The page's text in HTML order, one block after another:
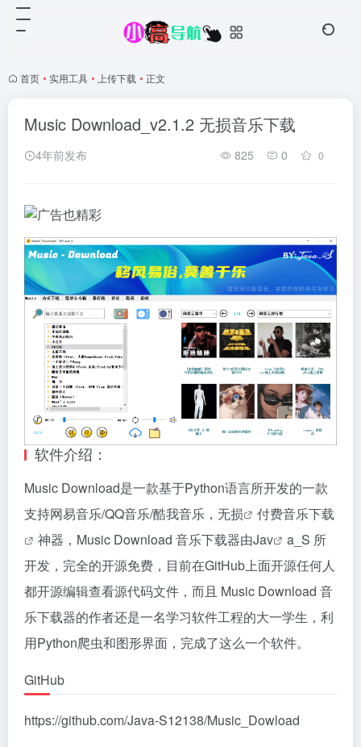
首页 • 实用工具 • 上传下载 • 正文
Music Download_v2.1.2 无损音乐下载
4年前发布 825 0 0
软件介绍：
Music Download是一款基于Python语言所开发的一款
支持网易音乐/QQ音乐/酷我音乐， 无损 付费音乐下载
神器，Music Download 音乐下载器由Jav
a_S 所
开发，完全的开源免费，目前在GitHub上面开源任何人
都开源编辑查看源代码文件，而且 Music Download 音
乐下载器的作者还是一名学习软件工程的大一学生，利
用Python爬虫和图形界面，完成了这么一个软件。
GitHub
https://github.com/Java-S12138/Music_Dowload